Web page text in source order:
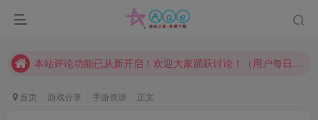
本网站的文章部分内容可能来源于网络，仅供大家学习与参考，如有侵权，请联系站长QQ466107887进行删除处理。
本站资源大多存储在云盘，如发现链接失效，请联系我们我们会第一时间更新。
首页 游戏分享 手游资源 正文